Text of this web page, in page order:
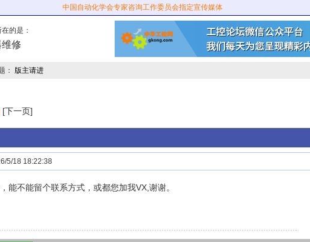
中国自动化学会专家咨询工作委员会指定宣传媒体
的是：
修
： 版主请进
[下一页]
5/18 18:22:38
能不能留个联系方式，或都您加我VX,谢谢。